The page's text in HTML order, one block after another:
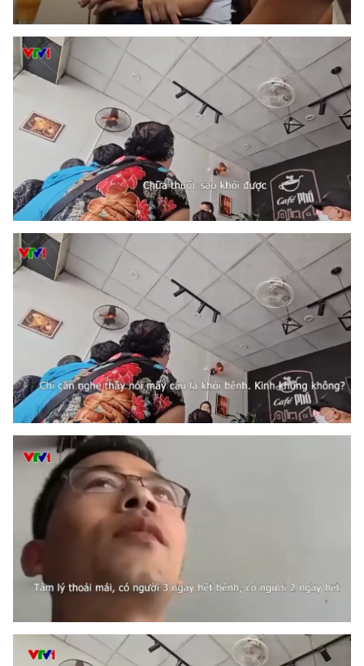
® Cấm sao chép dưới mọi hình thức nếu không có sự chấp
thuận bằng văn bản. Ghi rõ nguồn VTV.vn khi phát hành lại
thông tin từ website này.